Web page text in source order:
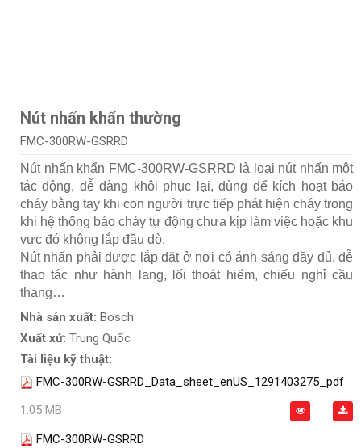
Nút nhấn khẩn thường
FMC-300RW-GSRRD
Nút nhấn khẩn FMC-300RW-GSRRD là loại nút nhấn một
tác động, dễ dàng khôi phục lại, dùng để kích hoạt báo
cháy bằng tay khi con người trực tiếp phát hiện cháy trong
khi hệ thống báo cháy tự động chưa kịp làm việc hoặc khu
vực đó không lắp đầu dò.
Nút nhấn phải được lắp đặt ở nơi có ánh sáng đầy đủ, dễ
thao tác như hành lang, lối thoát hiểm, chiếu nghỉ cầu
thang…
Nhà sản xuất: Bosch
Xuất xứ: Trung Quốc
Tài liệu kỹ thuật:
FMC-300RW-GSRRD_Data_sheet_enUS_1291403275_pdf
1.05 MB
FMC-300RW-GSRRD